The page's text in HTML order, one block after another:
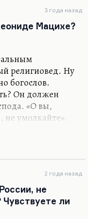
требуется
Он не должен
быть,
но это не
3 года назад
Мацихе?
религиовед. Ну
богослов.
Он должен
«О вы,
не умолкайте».
он
Я помню, мы с
просидел три
возражал.
Вот я задал ему
2 года назад
не
Чувствуете ли